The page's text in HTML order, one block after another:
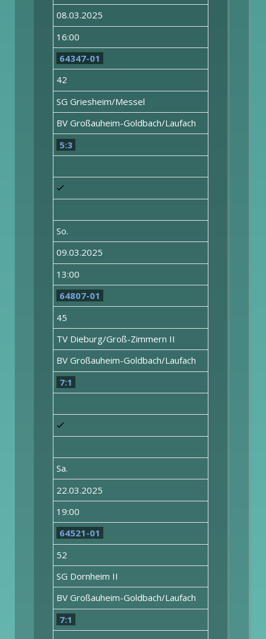
08.03.2025
16:00
64347-01
42
SG Griesheim/Messel
BV Großauheim-Goldbach/Laufach
5:3
So.
09.03.2025
13:00
64807-01
45
TV Dieburg/Groß-Zimmern II
BV Großauheim-Goldbach/Laufach
7:1
Sa.
22.03.2025
19:00
64521-01
52
SG Dornheim II
BV Großauheim-Goldbach/Laufach
7:1